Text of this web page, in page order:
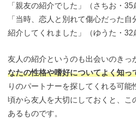
「親友の紹介でした」（さちお・35
「当時、恋人と別れて傷心だった
紹介してくれました」（ゆうた・32
友人の紹介というのも出会いのきっ
なたの性格や嗜好についてよく知っ
りのパートナーを探してくれる可能
頃から友人を大切にしておくと、こ
あるものです。